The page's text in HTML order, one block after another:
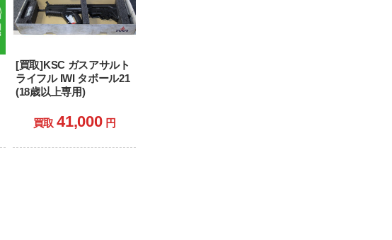
[買取]KSC ガスアサルト
ライフル IWI タボール21
(18歳以上専用)
買取 41,000 円